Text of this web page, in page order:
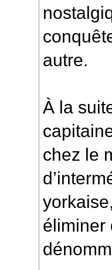
autre.
À la
chez le
éliminer